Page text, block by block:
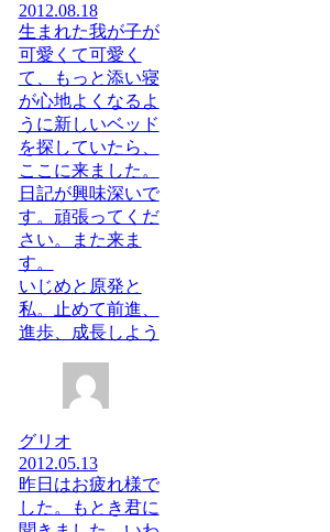
2012.08.18
生まれた我が子が
可愛くて可愛く
て、もっと添い寝
が心地よくなるよ
うに新しいベッド
を探していたら、
ここに来ました。
日記が興味深いで
す。頑張ってくだ
さい。また来ま
す。
いじめと原発と
私。止めて前進、
進歩、成長しよう
グリオ
2012.05.13
昨日はお疲れ様で
した。もとき君に